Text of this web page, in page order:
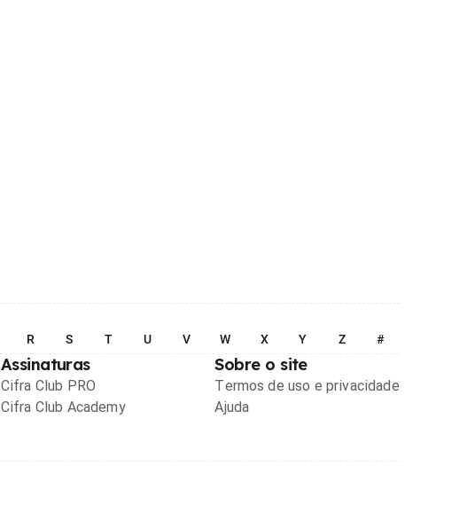
R S T U V W X Y Z #
Assinaturas
Cifra Club PRO
Cifra Club Academy
Sobre o site
Termos de uso e privacidade
Ajuda